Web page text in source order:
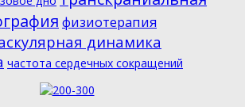
физиотерапия
динамика
частота сердечных сокращений